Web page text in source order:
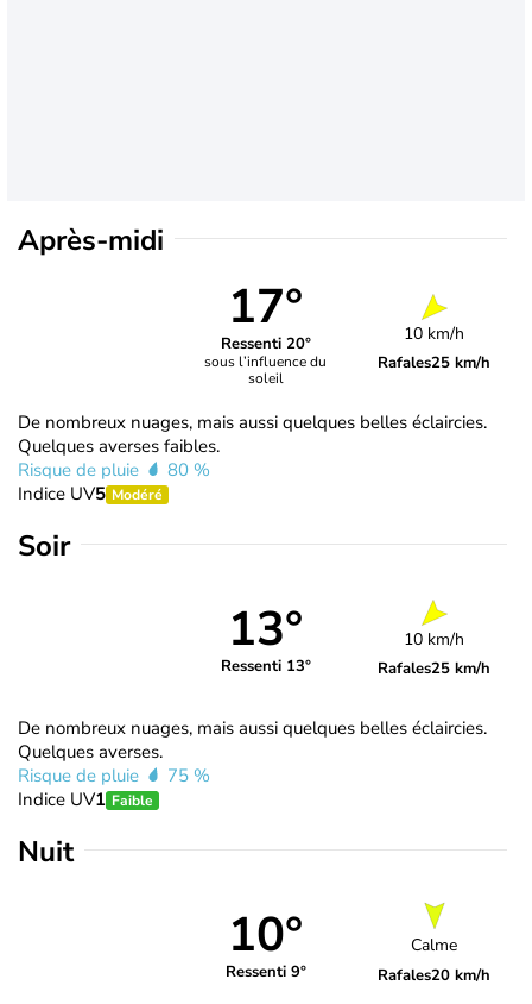
Après-midi
17°
Ressenti 20°
sous l’influence du
soleil
10 km/h
Rafales25 km/h
De nombreux nuages, mais aussi quelques belles éclaircies.
Quelques averses faibles.
Risque de pluie
80 %
Indice UV5 Modéré
Soir
13°
Ressenti 13°
10 km/h
Rafales25 km/h
De nombreux nuages, mais aussi quelques belles éclaircies.
Quelques averses.
Risque de pluie
75 %
Indice UV1 Faible
Nuit
10°
Ressenti 9°
Calme
Rafales20 km/h